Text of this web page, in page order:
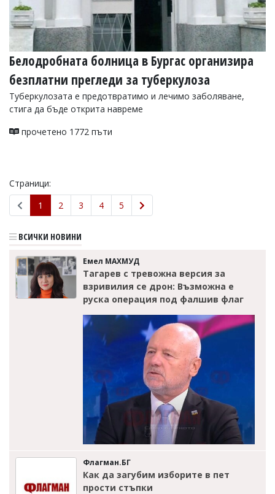
Белодробната болница в Бургас организира
безплатни прегледи за туберкулоза
Туберкулозата е предотвратимо и лечимо заболяване,
стига да бъде открита навреме
прочетено 1772 пъти
Страници:
1
2 3 4 5
ВСИЧКИ НОВИНИ
Емел МАХМУД
Тагарев с тревожна версия за
взривилия се дрон: Възможна е
руска операция под фалшив флаг
Флагман.БГ
Как да загубим изборите в пет
прости стъпки